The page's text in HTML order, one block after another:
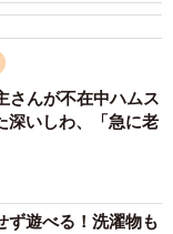
）
さんが不在中ハムス
いしわ、「急に老
ず遊べる！洗濯物も